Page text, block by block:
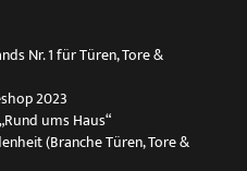
Nr. 1 für Türen, Tore &
2023
ums Haus“
(Branche Türen, Tore &